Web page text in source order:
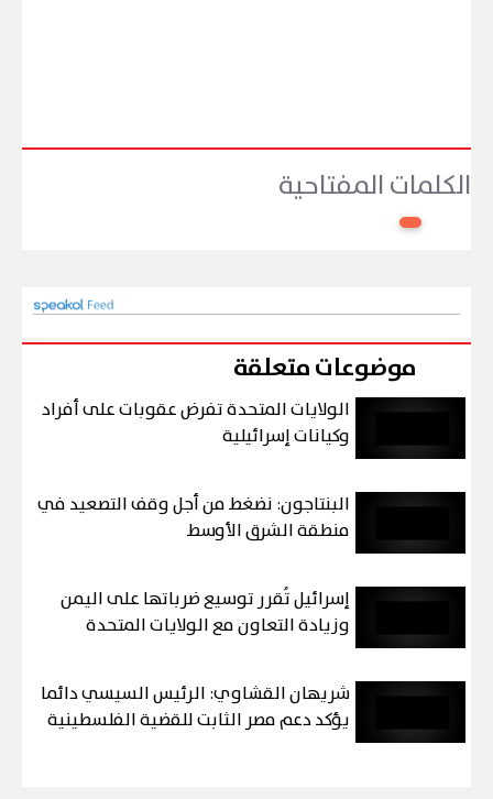
الكلمات المفتاحية
موضوعات متعلقة
الولايات المتحدة تفرض عقوبات على أفراد
وكيانات إسرائيلية
البنتاجون: نضغط من أجل وقف التصعيد في
منطقة الشرق الأوسط
إسرائيل تُقرر توسيع ضرباتها على اليمن
وزيادة التعاون مع الولايات المتحدة
شريهان القشاوي: الرئيس السيسي دائما
يؤكد دعم مصر الثابت للقضية الفلسطينية